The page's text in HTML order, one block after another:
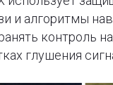
и алгоритмы
контроль
глушения